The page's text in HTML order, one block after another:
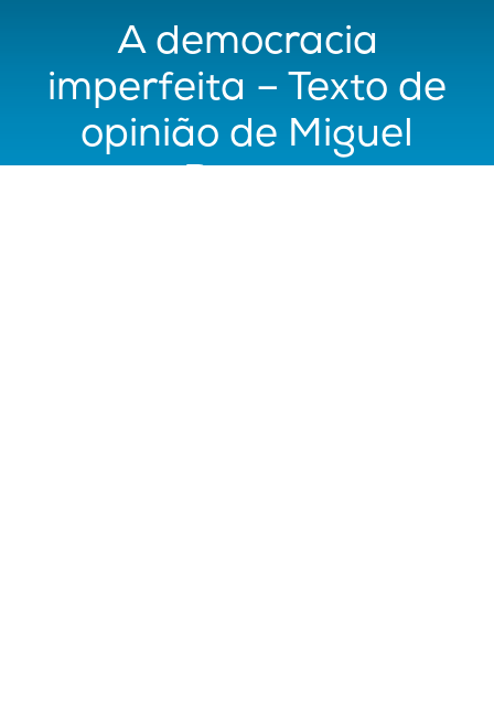
A democracia
imperfeita – Texto de
opinião de Miguel